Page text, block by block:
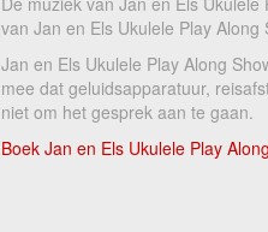
van Jan en Els Ukulele Play
Jan en Els Ukulele Play Along
mee dat geluidsapparatuur,
niet om het gesprek aan te gaan.
Boek Jan en Els Ukulele Play